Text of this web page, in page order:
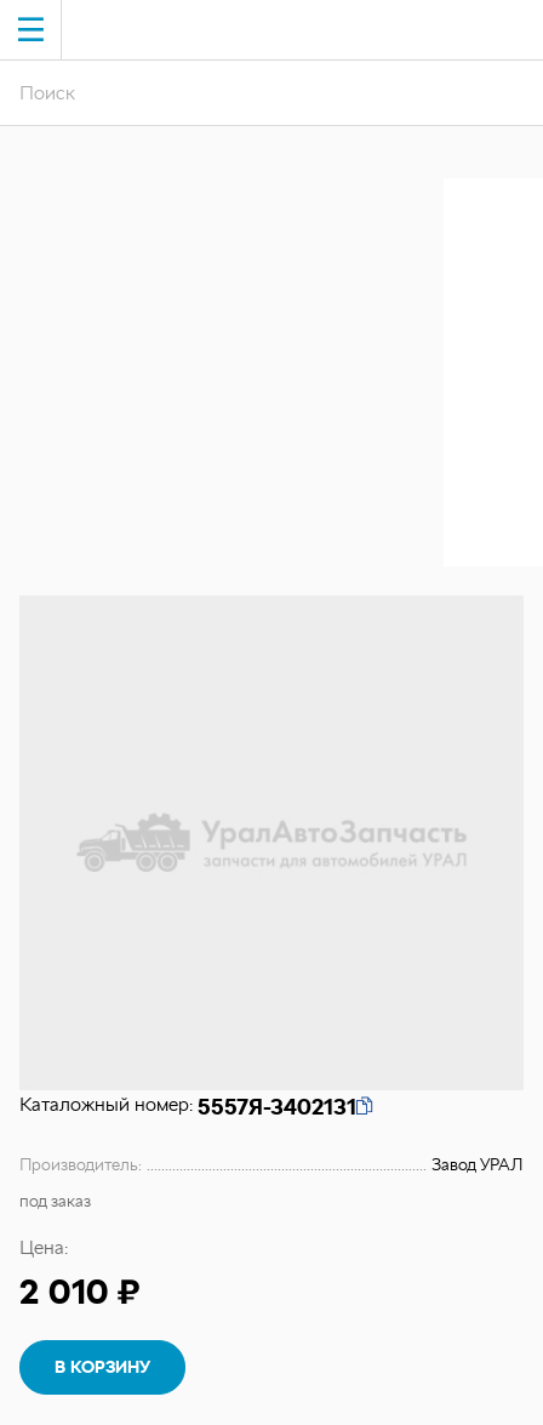
Каталожный номер: 5557Я-3402131
Производитель:
Завод УРАЛ
под заказ
Цена:
2 010 ₽
В КОРЗИНУ